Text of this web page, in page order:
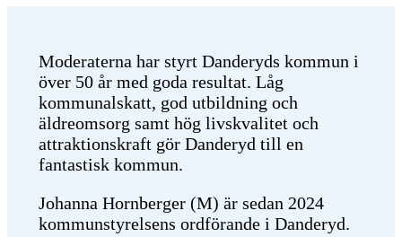
Moderaterna har styrt Danderyds kommun i
över 50 år med goda resultat. Låg
kommunalskatt, god utbildning och
äldreomsorg samt hög livskvalitet och
attraktionskraft gör Danderyd till en
fantastisk kommun.
Johanna Hornberger (M) är sedan 2024
kommunstyrelsens ordförande i Danderyd.